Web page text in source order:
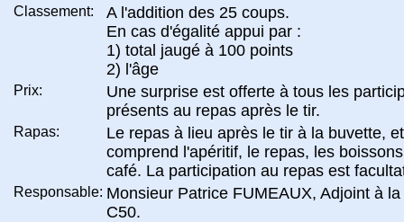
Classement:
A l'addition des 25 coups.
En cas d'égalité appui par :
1) total jaugé à 100 points
2) l'âge
Prix:
Une surprise est offerte à tous les
présents au repas après le tir.
Rapas:
Le repas à lieu après le tir à la buvette, et
comprend l'apéritif, le repas, les
café. La participation au repas est
Responsable: Monsieur Patrice FUMEAUX, Adjoint à
C50.